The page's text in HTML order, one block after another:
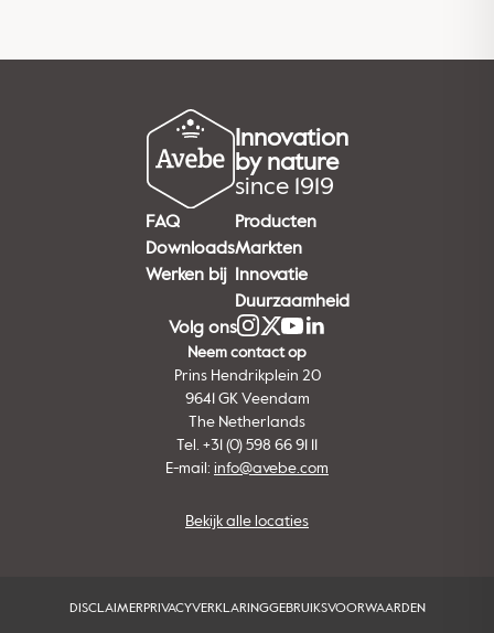
Innovation
by nature
since 1919
FAQ
Downloads
Werken bij
Producten
Markten
Innovatie
Duurzaamheid
Volg ons
Neem contact op
Prins Hendrikplein 20
9641 GK Veendam
The Netherlands
Tel. +31 (0) 598 66 91 11
E-mail: info@avebe.com
Bekijk alle locaties
DISCLAIMERPRIVACYVERKLARINGGEBRUIKSVOORWAARDEN